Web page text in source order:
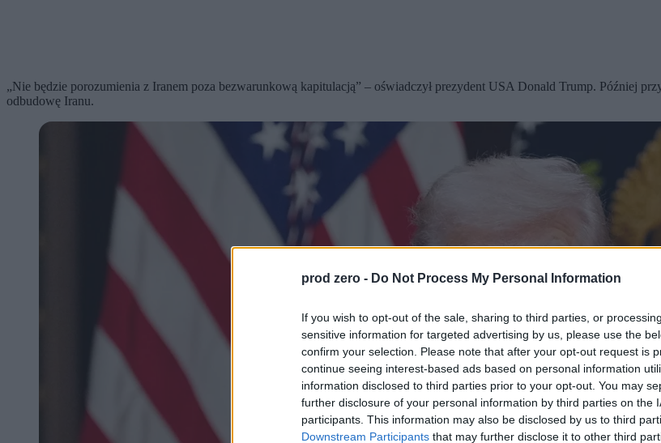
prod zero - Do Not Process My Personal Information
If you wish to opt-out of the sale, sharing to third parties, or
sensitive information for targeted advertising by us, please use the
confirm your selection. Please note that after your opt-out request is
continue seeing interest-based ads based on personal information
information disclosed to third parties prior to your opt-out. You may
further disclosure of your personal information by third parties on the
participants. This information may also be disclosed by us to third
Downstream Participants that may further disclose it to other third
„Nie będzie porozumienia z Iranem poza bezwarunkową kapitulacją” – oświadczył prezydent USA Donald Trump. Później
odbudowę Iranu.